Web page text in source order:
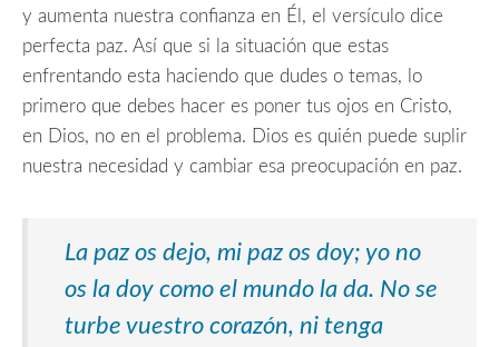
y aumenta nuestra confianza en Él, el versículo dice
perfecta paz. Así que si la situación que estas
enfrentando esta haciendo que dudes o temas, lo
primero que debes hacer es poner tus ojos en Cristo,
en Dios, no en el problema. Dios es quién puede suplir
nuestra necesidad y cambiar esa preocupación en paz.
La paz os dejo, mi paz os doy; yo no
os la doy como el mundo la da. No se
turbe vuestro corazón, ni tenga